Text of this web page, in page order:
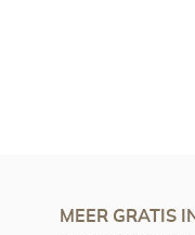
MEER GRATIS